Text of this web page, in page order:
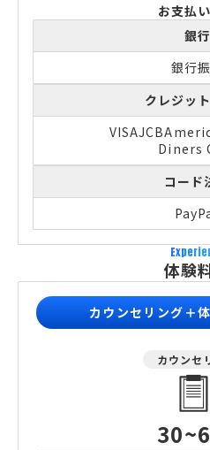
お支払
銀行
銀行
クレジッ
VISAJCB
Diners
コード
体験
カウンセリング＋
カウンセ